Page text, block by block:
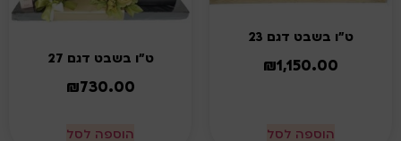
ט"ו בשבט דגם 23
₪1,150.00
הוספה לסל
ט"ו בשבט דגם 27
₪730.00
הוספה לסל